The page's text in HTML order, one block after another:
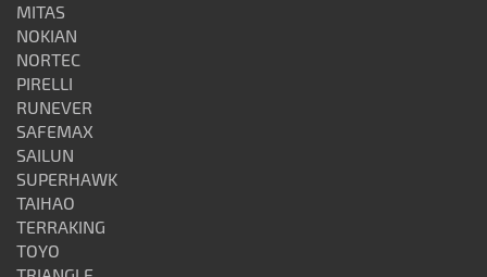
MITAS
NOKIAN
NORTEC
PIRELLI
RUNEVER
SAFEMAX
SAILUN
SUPERHAWK
TAIHAO
TERRAKING
TOYO